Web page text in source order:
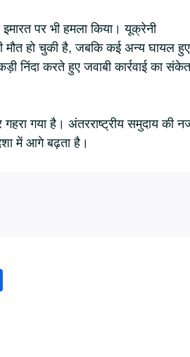
पर भी हमला किया। यूक्रेनी
हो चुकी है, जबकि कई अन्य घायल हुए
निंदा करते हुए जवाबी कार्रवाई का संकेत
गया है। अंतरराष्ट्रीय समुदाय की
में आगे बढ़ता है।